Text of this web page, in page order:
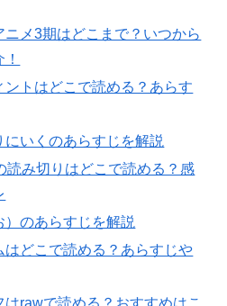
ニメ3期はどこまで？いつから
ントはどこで読める？あらす
にいくのあらすじを解説
読み切りはどこで読める？感
のあらすじを解説
はどこで読める？あらすじや